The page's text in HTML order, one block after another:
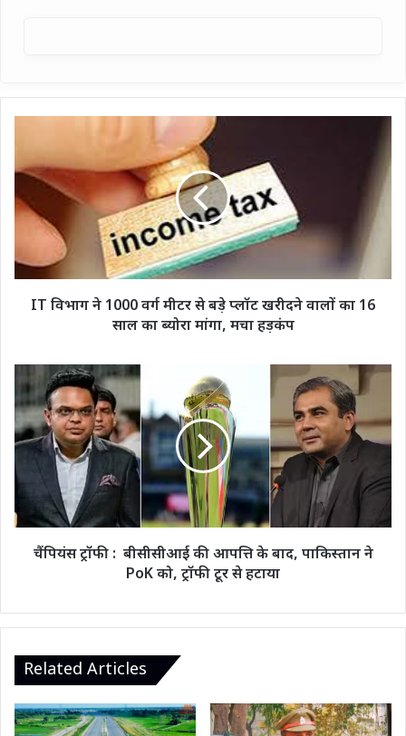
1000
वर्ग
मीटर
बड़े
प्लॉट
खरीदने
वालों
ब्योरा
मांगा,
मचा
हड़कंप
IT विभाग ने 1000 वर्ग मीटर से बड़े प्लॉट खरीदने वालों का 16
साल का ब्योरा मांगा, मचा हड़कंप
ट्रॉफी
:
बीसीसीआई
की
आपत्ति
के
पाकिस्तान
हटाया
चैंपियंस ट्रॉफी : बीसीसीआई की आपत्ति के बाद, पाकिस्तान ने
PoK को, ट्रॉफी टूर से हटाया
Related Articles